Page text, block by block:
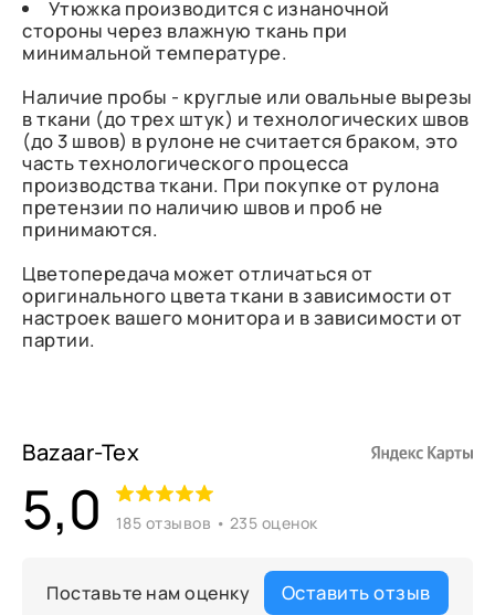
Утюжка производится с изнаночной
стороны через влажную ткань при
минимальной температуре.
Наличие пробы - круглые или овальные вырезы
в ткани (до трех штук) и технологических швов
(до 3 швов) в рулоне не считается браком, это
часть технологического процесса
производства ткани. При покупке от рулона
претензии по наличию швов и проб не
принимаются.
Цветопередача может отличаться от
оригинального цвета ткани в зависимости от
настроек вашего монитора и в зависимости от
партии.
Bazaar-Tex
5,0 185 отзывов • 235 оценок
Поставьте нам оценку Оставить отзыв